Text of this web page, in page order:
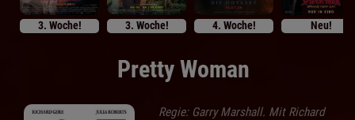
3. Woche! 3. Woche! 4. Woche! Neu!
Pretty Woman
Regie: Garry Marshall. Mit Richard